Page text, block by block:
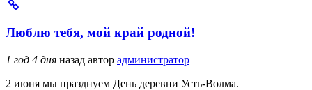
Люблю тебя, мой край родной!
1 год 4 дня назад автор администратор
2 июня мы празднуем День деревни Усть-Волма.